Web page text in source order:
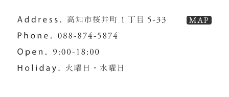
MAP